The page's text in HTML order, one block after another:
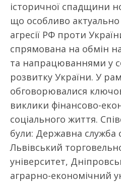
історичної спадщини
що особливо
агресії РФ проти
спрямована на обмін
та напрацюваннями у
розвитку України. У
обговорювалися
виклики фінансово-
соціального життя.
були: Державна служба
Львівський
університет,
аграрно-економічний